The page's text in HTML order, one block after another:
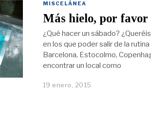
MISCELÁNEA
Más hielo, por favor
¿Qué hacer un sábado?
en los que poder salir de la
Barcelona, Estocolmo,
encontrar un local como
19 enero, 2015